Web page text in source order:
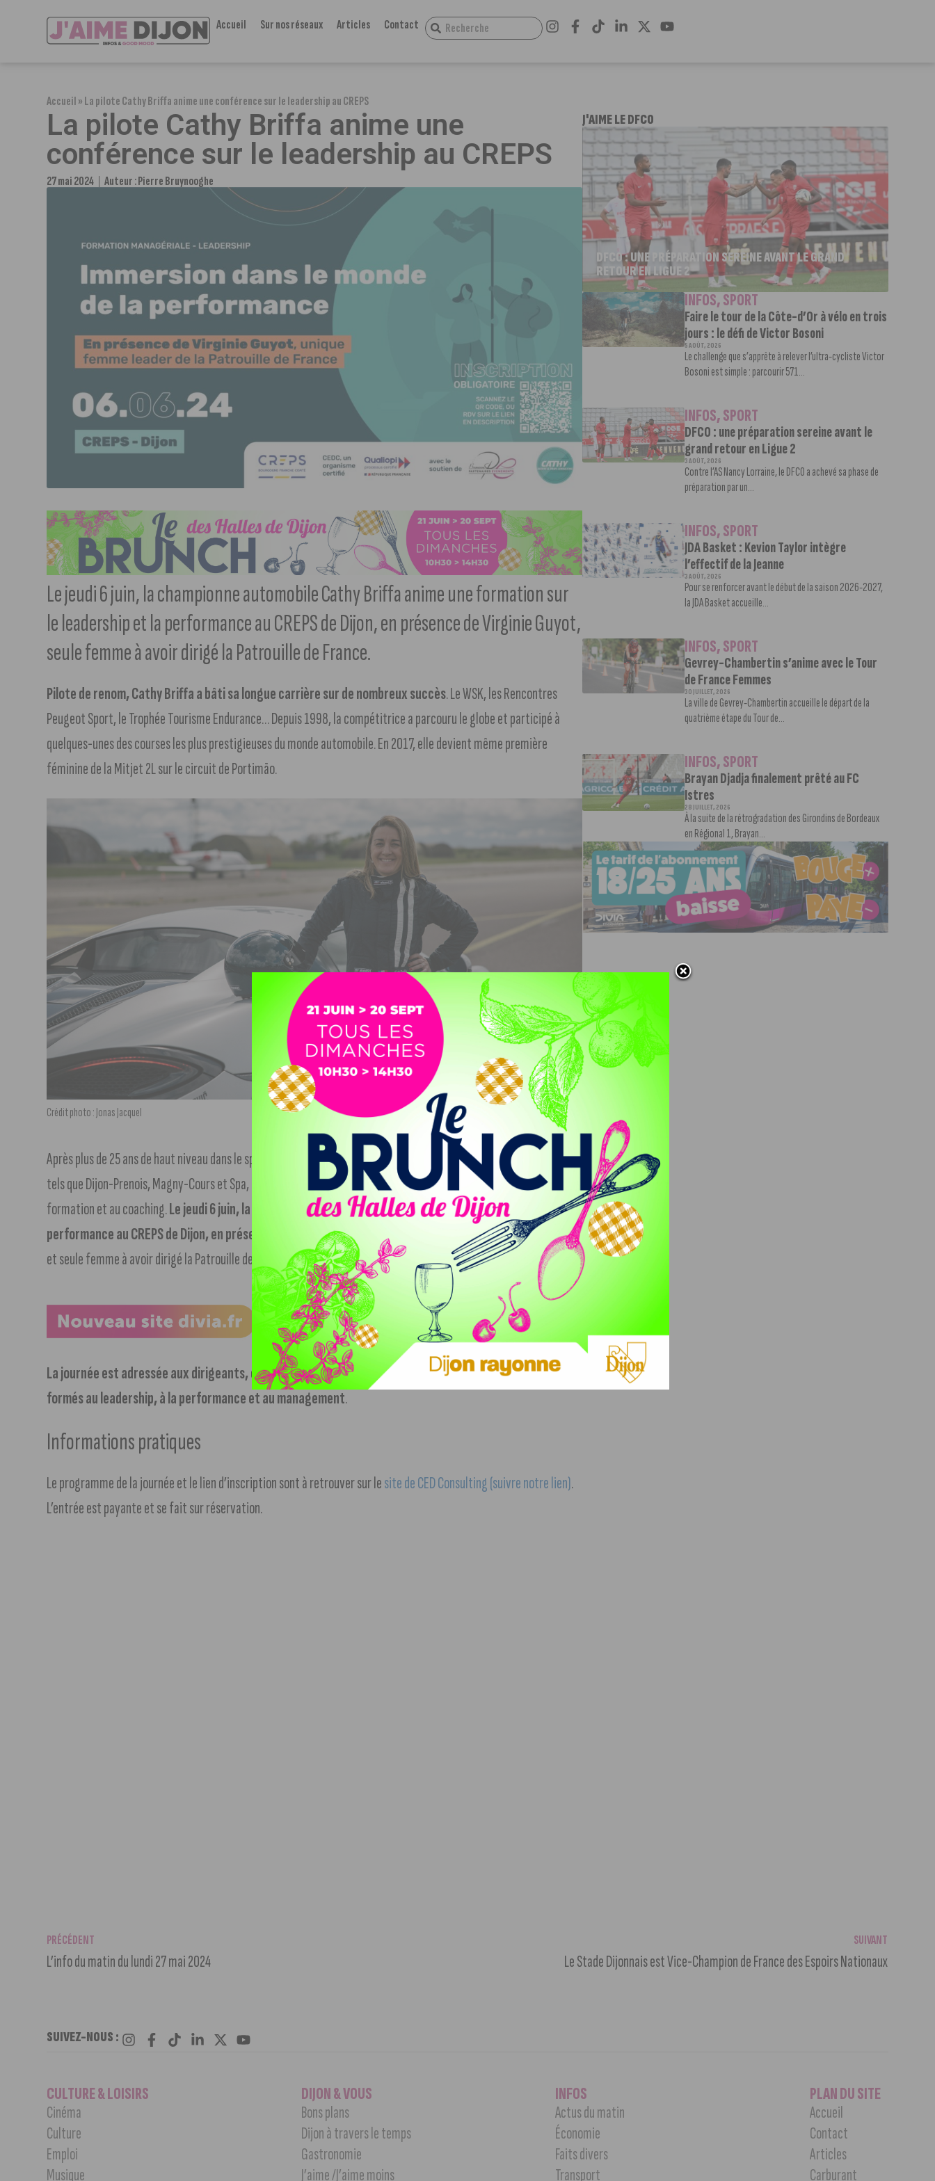
Accueil Sur nos réseaux Articles Contact
Accueil»La pilote Cathy Briffa anime une conférence sur le leadership au CREPS
La pilote Cathy Briffa anime une
conférence sur le leadership au CREPS
27 mai 2024 Auteur :Pierre Bruynooghe
Le jeudi 6 juin, la championne automobile Cathy Briffa anime une formation sur
le leadership et la performance au CREPS de Dijon, en présence de Virginie Guyot,
seule femme à avoir dirigé la Patrouille de France.
Pilote de renom, Cathy Briffa a bâti sa longue carrière sur de nombreux succès. Le WSK, les Rencontres
Peugeot Sport, le Trophée Tourisme Endurance… Depuis 1998, la compétitrice a parcouru le globe et participé à
quelques-unes des courses les plus prestigieuses du monde automobile. En 2017, elle devient même première
féminine de la Mitjet 2L sur le circuit de Portimão.
Crédit photo : Jonas Jacquel
Après plus de 25 ans de haut niveau dans le sport automobile et des collaborations avec des circuits internationaux
tels que Dijon-Prenois, Magny-Cours et Spa, Cathy Briffa transmet son expérience et se consacre désormais à la
formation et au coaching.Le jeudi 6 juin, la championne anime une conférence sur le leadership et la
performance au CREPS de Dijon, en présence de Virginie Guyot
, pilote de chasse de l’armée de l’air française
et seule femme à avoir dirigé la Patrouille de France.
La journée est adressée aux dirigeants, collaborateurs, salariés et indépendants qui veulent être
formés au leadership, à la performance et au management.
Informations pratiques
Le programme de la journée et le lien d’inscription sont à retrouver sur lesite de CED Consulting (suivre notre lien).
L’entrée est payante et se fait sur réservation.
J'AIME LE DFCO
DFCO : UNE PRÉPARATION SEREINE AVANT LE GRAND
RETOUR EN LIGUE 2
INFOS,SPORT
Faire le tour de la Côte-d’Or à vélo en trois
jours : le défi de Victor Bosoni
5 AOÛT, 2026
Le challenge que s’apprête à relever l’ultra-cycliste Victor
Bosoni est simple : parcourir 571...
INFOS,SPORT
DFCO : une préparation sereine avant le
grand retour en Ligue 2
3 AOÛT, 2026
Contre l’AS Nancy Lorraine, le DFCO a achevé sa phase de
préparation par un...
INFOS,SPORT
JDA Basket : Kevion Taylor intègre
l’effectif de la Jeanne
3 AOÛT, 2026
Pour se renforcer avant le début de la saison 2026-2027,
la JDA Basket accueille...
INFOS,SPORT
Gevrey-Chambertin s’anime avec le Tour
de France Femmes
30 JUILLET, 2026
La ville de Gevrey-Chambertin accueille le départ de la
quatrième étape du Tour de...
INFOS,SPORT
Brayan Djadja finalement prêté au FC
Istres
28 JUILLET, 2026
À la suite de la rétrogradation des Girondins de Bordeaux
en Régional 1, Brayan...
PRÉCÉDENT
L’info du matin du lundi 27 mai 2024
SUIVANT
Le Stade Dijonnais est Vice-Champion de France des Espoirs Nationaux
SUIVEZ-NOUS :
CULTURE & LOISIRS
Cinéma
Culture
Emploi
Musique
DIJON & VOUS
Bons plans
Dijon à travers le temps
Gastronomie
J’aime /J’aime moins
INFOS
Actus du matin
Économie
Faits divers
Transport
PLAN DU SITE
Accueil
Contact
Articles
Carburant